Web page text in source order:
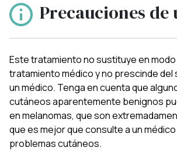
Precauciones de
Este tratamiento no sustituye en modo
tratamiento médico y no prescinde
un médico. Tenga en cuenta que
cutáneos aparentemente benignos
en melanomas, que son
que es mejor que consulte a un
problemas cutáneos.